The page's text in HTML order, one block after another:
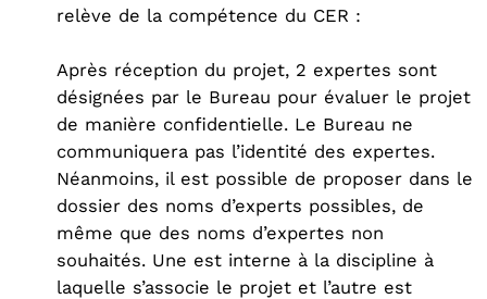
relève de la compétence du CER :
Après réception du projet, 2 expertes sont
désignées par le Bureau pour évaluer le projet
de manière confidentielle. Le Bureau ne
communiquera pas l’identité des expertes.
Néanmoins, il est possible de proposer dans le
dossier des noms d’experts possibles, de
même que des noms d’expertes non
souhaités. Une est interne à la discipline à
laquelle s’associe le projet et l’autre est